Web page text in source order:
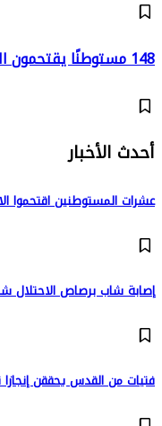
148 مستوطنًا يقتحمون المسجد الأقصى
أحدث الأخبار
عشرات المستوطنين اقتحموا
إصابة شاب برصاص الاحتلال
فتيات من القدس يحققن